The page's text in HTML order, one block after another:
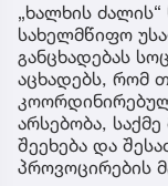
„ხალხის
სახელმწიფო
განცხადებას
აცხადებს, რომ
არსებობა,
შეეხება და
პროვოცირების